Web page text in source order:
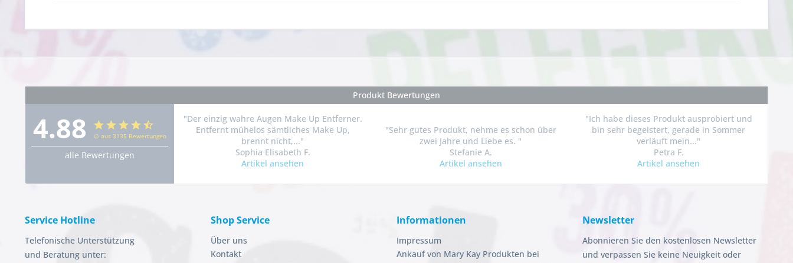
Produkt Bewertungen
4.88 ∅ aus 3135 Bewertungen
alle Bewertungen
"Der einzig wahre Augen Make Up Entferner.
Entfernt mühelos sämtliches Make Up,
brennt nicht,..."
Sophia Elisabeth F.
Artikel ansehen
"Sehr gutes Produkt, nehme es schon über
zwei Jahre und Liebe es. "
Stefanie A.
Artikel ansehen
"Ich habe dieses Produkt ausprobiert und
bin sehr begeistert, gerade in Sommer
verläuft mein..."
Petra F.
Artikel ansehen
Service Hotline
Telefonische Unterstützung
und Beratung unter:
Shop Service
Über uns
Kontakt
Informationen
Impressum
Ankauf von Mary Kay Produkten bei
Newsletter
Abonnieren Sie den kostenlosen Newsletter
und verpassen Sie keine Neuigkeit oder